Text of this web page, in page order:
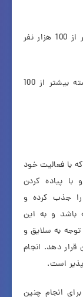
میکرو اینفلوئنسرها: تعداد فالوورهایشان کمتر از 100 هزار نفر
ماکرو اینفلوئنسرها: تعداد فالوورهای این دسته بیشتر از 100
با فعالیت خود
پیاده کردن
را جذب کرده و
باشد و به این
توجه به سلایق و
قرار دهد. انجام
است.
انجام چنین